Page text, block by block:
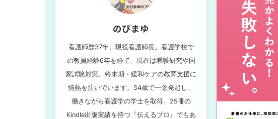
のぴまゆ
看護師歴37年、現役看護師長。看護学校で
の教員経験6年を経て、現在は看護研究や国
家試験対策、終末期・緩和ケアの教育支援に
情熱を注いでいます。54歳で一念発起し、
働きながら看護学の学士を取得。25冊の
Kindle出版実績を持つ『伝えるプロ』でもあ